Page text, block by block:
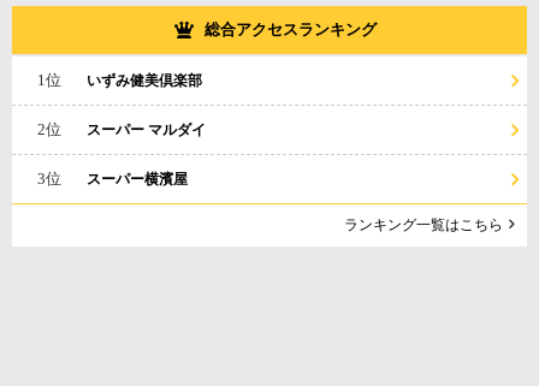
総合アクセスランキング
1位 いずみ健美倶楽部
2位 スーパー マルダイ
3位 スーパー横濱屋
ランキング一覧はこちら